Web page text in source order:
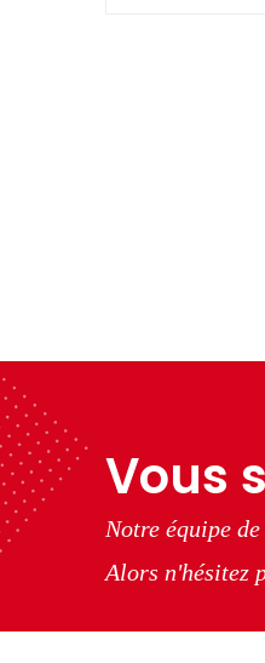
Vous
Notre équipe
Alors n'hésitez